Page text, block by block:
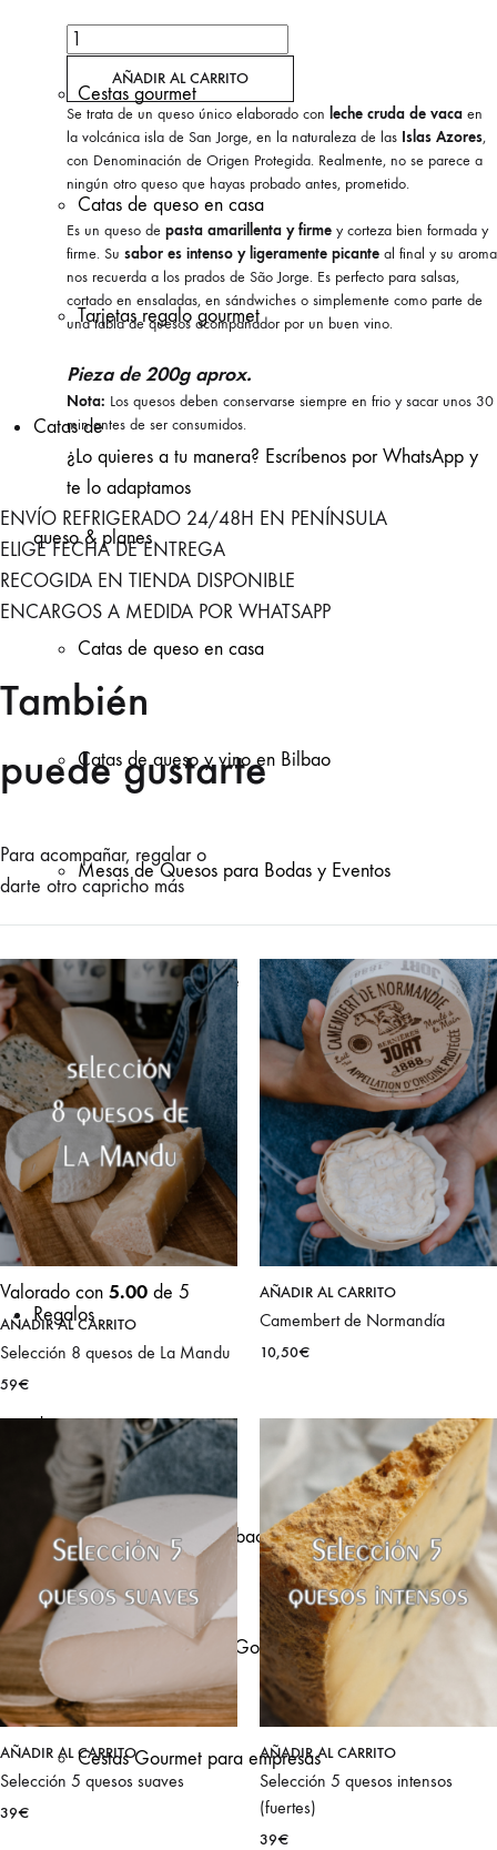
Cestas gourmet
Catas de queso en casa
Tarjetas regalo gourmet
Catas de
queso & planes
Catas de queso en casa
Catas de queso y vino en Bilbao
Mesas de Quesos para Bodas y Eventos
Préstamo de Raclette
Suscripción
de quesos
Regalos
de empresa
Team building en Bilbao
Cestas de Navidad Gourmet
Cestas Gourmet para empresas
São
DOP
cantidad
AÑADIR AL CARRITO
Se trata de un queso único elaborado con leche cruda de vaca en
la volcánica isla de San Jorge, en la naturaleza de las Islas Azores,
con Denominación de Origen Protegida. Realmente, no se parece a
ningún otro queso que hayas probado antes, prometido.
Es un queso de pasta amarillenta y firme y corteza bien formada y
firme. Su sabor es intenso y ligeramente picante al final y su aroma
nos recuerda a los prados de São Jorge. Es perfecto para salsas,
cortado en ensaladas, en sándwiches o simplemente como parte de
una tabla de quesos acompañador por un buen vino.
Pieza de 200g aprox.
Nota: Los quesos deben conservarse siempre en frio y sacar unos 30
min antes de ser consumidos.
¿Lo quieres a tu manera? Escríbenos por WhatsApp y
te lo adaptamos
ENVÍO REFRIGERADO 24/48H EN PENÍNSULA
ELIGE FECHA DE ENTREGA
RECOGIDA EN TIENDA DISPONIBLE
ENCARGOS A MEDIDA POR WHATSAPP
También
puede gustarte
Para acompañar, regalar o
darte otro capricho más
Valorado con 5.00 de 5
AÑADIR AL CARRITO
Selección 8 quesos de La Mandu
59€
AÑADIR AL CARRITO
Camembert de Normandía
10,50€
AÑADIR AL CARRITO
Selección 5 quesos suaves
39€
AÑADIR AL CARRITO
Selección 5 quesos intensos
(fuertes)
39€